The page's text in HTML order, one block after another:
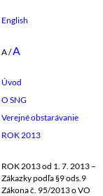
English
A/A
Úvod
O SNG
Verejné obstarávanie
ROK 2013
ROK 2013 od 1. 7. 2013 –
Zákazky podľa §9 ods.9
Zákona č. 95/2013 o VO